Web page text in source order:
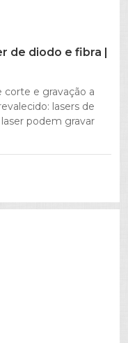
de diodo e fibra |
corte e gravação a
lasers de
podem gravar